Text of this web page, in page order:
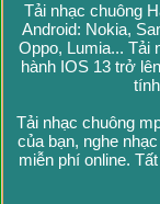
Tải nhạc chuông
Android: Nokia,
Oppo, Lumia... Tải
hành IOS 13 trở
Tải nhạc chuông
của bạn, nghe
miễn phí online.